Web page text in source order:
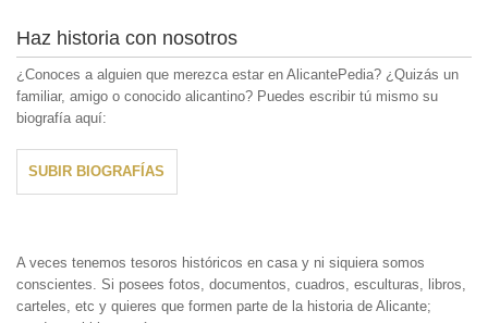
Haz historia con nosotros
¿Conoces a alguien que merezca estar en AlicantePedia? ¿Quizás un
familiar, amigo o conocido alicantino? Puedes escribir tú mismo su
biografía aquí:
SUBIR BIOGRAFÍAS
A veces tenemos tesoros históricos en casa y ni siquiera somos
conscientes. Si posees fotos, documentos, cuadros, esculturas, libros,
carteles, etc y quieres que formen parte de la historia de Alicante;